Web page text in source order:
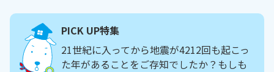
PICK UP特集
21世紀に入ってから地震が4212回も起こっ
た年があることをご存知でしたか？もしも